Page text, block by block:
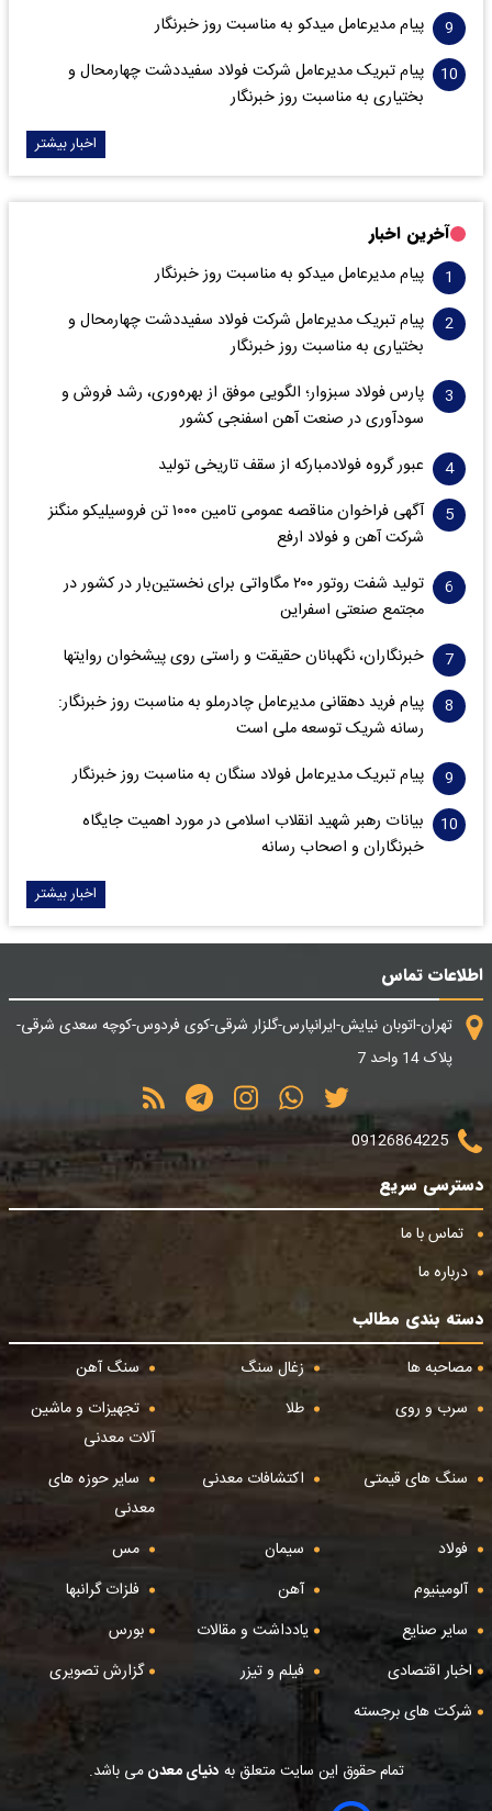
پیام مدیرعامل میدکو به مناسبت روز خبرنگار
پیام تبریک مدیرعامل شرکت فولاد سفیددشت چهارمحال و
بختیاری به مناسبت روز خبرنگار
اخبار بیشتر
آخرین اخبار
پیام مدیرعامل میدکو به مناسبت روز خبرنگار
پیام تبریک مدیرعامل شرکت فولاد سفیددشت چهارمحال و
بختیاری به مناسبت روز خبرنگار
پارس فولاد سبزوار؛ الگویی موفق از بهره‌وری، رشد فروش و
سود‌آوری در صنعت آهن اسفنجی کشور
عبور گروه فولادمبارکه از سقف تاریخی تولید
آگهی فراخوان مناقصه عمومی تامین ۱۰۰۰ تن فروسیلیکو منگنز
شرکت آهن و فولاد ارفع
تولید شفت روتور ۲۰۰ مگاواتی برای نخستین‌بار در کشور در
مجتمع صنعتی اسفراین
خبرنگاران، نگهبانان حقیقت و راستی روی پیشخوان روایت­ها
پیام فرید دهقانی مدیرعامل چادرملو به مناسبت روز خبرنگار:
رسانه شریک توسعه ملی است
پیام تبریک مدیرعامل فولاد سنگان به مناسبت روز خبرنگار
بیانات رهبر شهید انقلاب اسلامی در مورد اهمیت جایگاه
خبرنگاران و اصحاب رسانه
اخبار بیشتر
اطلاعات تماس
تهران-اتوبان نیایش-ایرانپارس-گلزار شرقی-کوی فردوس-کوچه سعدی شرقی-
پلاک 14 واحد 7
09126864225
دسترسی سریع
تماس با ما
درباره ما
دسته بندی مطالب
مصاحبه ها
زغال سنگ
سنگ آهن
سرب و روی
طلا
تجهیزات و ماشین
آلات معدنی
سنگ های قیمتی
اکتشافات معدنی
سایر حوزه های
معدنی
فولاد
سیمان
مس
آلومینیوم
آهن
فلزات گرانبها
سایر صنایع
یادداشت و مقالات
بورس
اخبار اقتصادی
فیلم و تیزر
گزارش تصویری
شرکت های برجسته
تمام حقوق این سایت متعلق به دنیای معدنمی باشد.